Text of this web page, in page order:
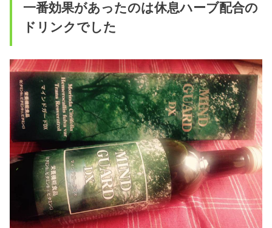
一番効果があったのは休息ハーブ配合の
ドリンクでした